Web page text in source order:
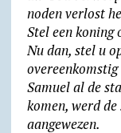
noden verlost
Stel een koning
Nu dan, stel u
Samuel al de
komen, werd
aangewezen.